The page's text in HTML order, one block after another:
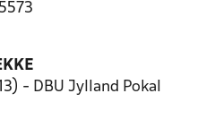
- DBU Jylland Pokal